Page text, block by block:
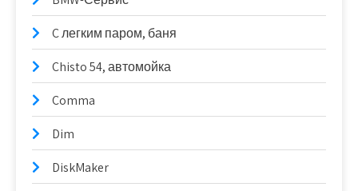
C легким паром, баня
Chisto 54, автомойка
Comma
Dim
DiskMaker